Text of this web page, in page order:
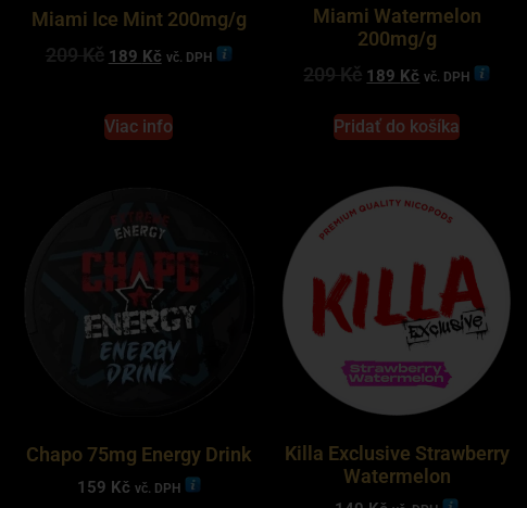
Miami Ice Mint 200mg/g
209Kč 189 Kč vč. DPH
Viac info
Miami Watermelon
200mg/g
209Kč 189 Kč vč. DPH
Pridať do košíka
Chapo 75mg Energy Drink
159 Kč vč. DPH
Killa Exclusive Strawberry
Watermelon